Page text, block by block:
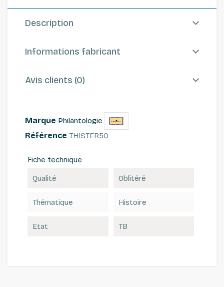
Description
Informations fabricant
Avis clients (0)
Marque Philantologie
Référence THISTFR50
Fiche technique
Qualité Oblitéré
Thématique Histoire
Etat TB